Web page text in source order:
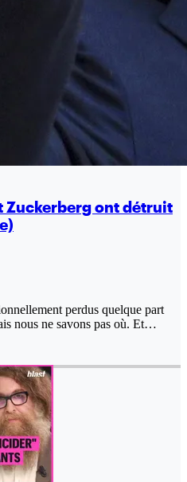
Zuckerberg ont détruit
perdus quelque part
nous ne savons pas où. Et…